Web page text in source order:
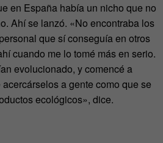
en España había un nicho que no
Ahí se lanzó. «No encontraba los
que sí conseguía en otros
cuando me lo tomé más en serio.
evolucionado, y comencé a
a gente como que se
ecológicos», dice.